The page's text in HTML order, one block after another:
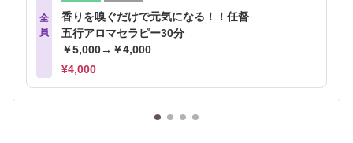
全
員
香りを嗅ぐだけで元気になる！！任督
五行アロマセラピー30分
￥5,000→￥4,000
¥4,000